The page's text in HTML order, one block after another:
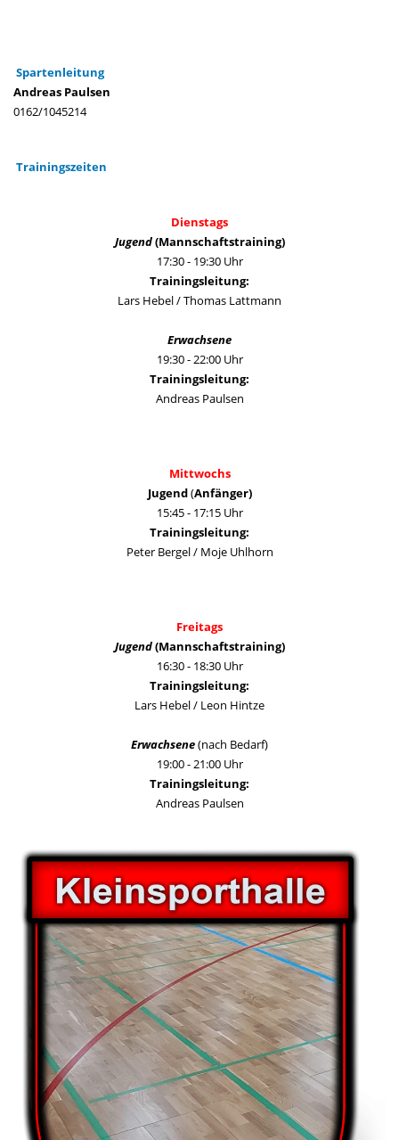
Spartenleitung
Andreas Paulsen
0162/1045214
Trainingszeiten
Dienstags
Jugend(Mannschaftstraining)
17:30 - 19:30 Uhr
Trainingsleitung:
Lars Hebel / Thomas Lattmann
Erwachsene
19:30 - 22:00 Uhr
Trainingsleitung:
Andreas Paulsen
Mittwochs
Jugend(Anfänger)
15:45 - 17:15 Uhr
Trainingsleitung:
Peter Bergel / Moje Uhlhorn
Freitags
Jugend(Mannschaftstraining)
16:30 - 18:30 Uhr
Trainingsleitung:
Lars Hebel / Leon Hintze
Erwachsene(nach Bedarf)
19:00 - 21:00 Uhr
Trainingsleitung:
Andreas Paulsen